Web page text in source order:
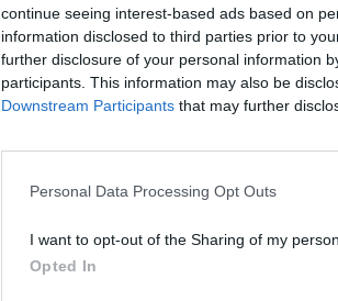
continue seeing interest-based ads based on
information disclosed to third parties prior to
further disclosure of your personal information
participants. This information may also be
Downstream Participants that may further
Personal Data Processing Opt Outs
I want to opt-out of the Sharing of my
Opted In
4 5 10
Σελίδα 7 από 13